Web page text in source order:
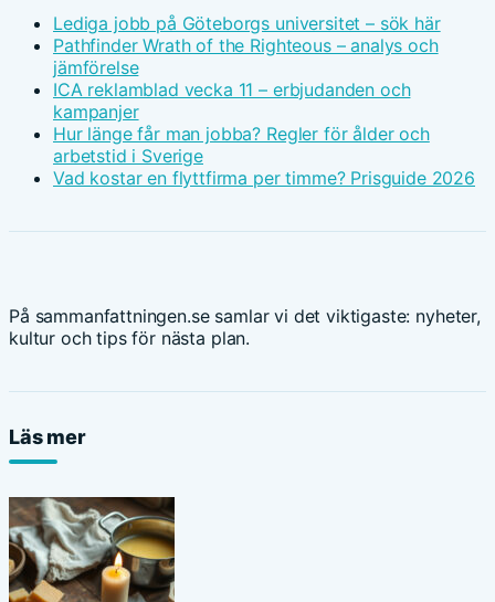
Lediga jobb på Göteborgs universitet – sök här
Pathfinder Wrath of the Righteous – analys och
jämförelse
ICA reklamblad vecka 11 – erbjudanden och
kampanjer
Hur länge får man jobba? Regler för ålder och
arbetstid i Sverige
Vad kostar en flyttfirma per timme? Prisguide 2026
På sammanfattningen.se samlar vi det viktigaste: nyheter,
kultur och tips för nästa plan.
Läs mer